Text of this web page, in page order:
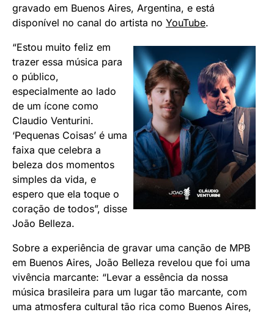
gravado em Buenos Aires, Argentina, e está
disponível no canal do artista no YouTube.
“Estou muito feliz em
trazer essa música para
o público,
especialmente ao lado
de um ícone como
Claudio Venturini.
‘Pequenas Coisas’ é uma
faixa que celebra a
beleza dos momentos
simples da vida, e
espero que ela toque o
coração de todos”, disse
João Belleza.
Sobre a experiência de gravar uma canção de MPB
em Buenos Aires, João Belleza revelou que foi uma
vivência marcante: “Levar a essência da nossa
música brasileira para um lugar tão marcante, com
uma atmosfera cultural tão rica como Buenos Aires,